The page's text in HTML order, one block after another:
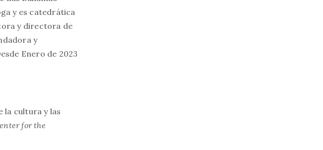
y es catedrática
y directora de
y
Enero de 2023
la cultura y las
for the